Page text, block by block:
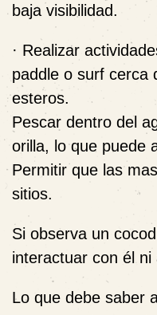
baja visibilidad.
· Realizar
paddle o surf cerca
esteros.
Pescar dentro del
orilla, lo que puede
Permitir que las
sitios.
Si observa un
interactuar con él ni
Lo que debe saber